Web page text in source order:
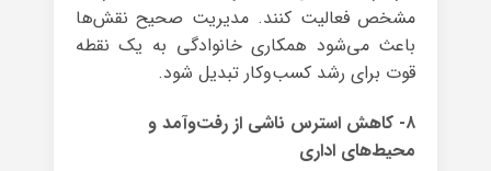
مشخص فعالیت کنند. مدیریت صحیح نقش‌ها
باعث می‌شود همکاری خانوادگی به یک نقطه
قوت برای رشد کسب‌وکار تبدیل شود.
۸- کاهش استرس ناشی از رفت‌وآمد و
محیط‌های اداری